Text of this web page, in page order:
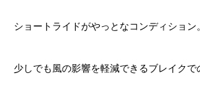
ショートライドがやっとなコンディション。
少しでも風の影響を軽減できるブレイク